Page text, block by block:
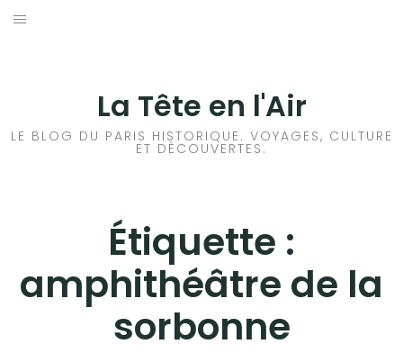
Aller
La Tête en l'Air
LE BLOG DU PARIS HISTORIQUE. VOYAGES, CULTURE
ET DÉCOUVERTES.
Étiquette :
amphithéâtre de la
sorbonne
HISTOIRES EN ILE DE FRANCE
VOYAGES À L’ÉTRANGER